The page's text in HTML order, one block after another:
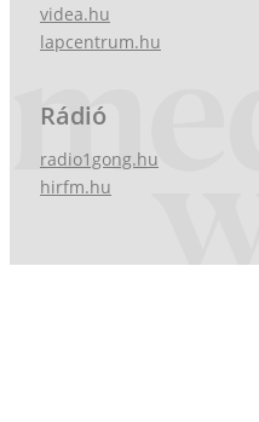
videa.hu
lapcentrum.hu
Rádió
radio1gong.hu
hirfm.hu